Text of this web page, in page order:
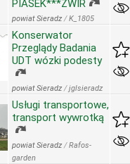
PIASEK***ŻWIR
powiat Sieradz /K_1805
Konserwator
Przeglądy Badania
UDT wózki podesty
powiat Sieradz /jglsieradz
Usługi transportowe,
transport wywrotką
powiat Sieradz /Rafos-
garden